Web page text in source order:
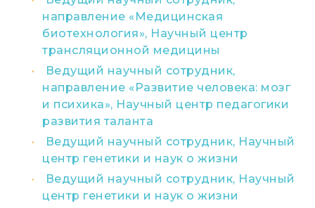
направление «Медицинская
биотехнология», Научный центр
трансляционной медицины
Ведущий научный сотрудник,
направление «Развитие человека: мозг
и психика», Научный центр педагогики
развития таланта
Ведущий научный сотрудник, Научный
центр генетики и наук о жизни
Ведущий научный сотрудник, Научный
центр генетики и наук о жизни